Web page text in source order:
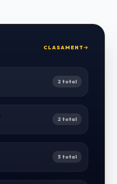
CLASAMENT
2 total
2 total
3 total